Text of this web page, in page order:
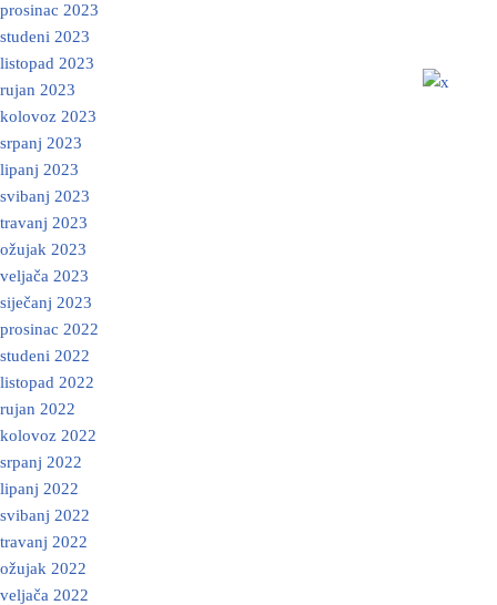
prosinac 2023
studeni 2023
listopad 2023
rujan 2023
kolovoz 2023
srpanj 2023
lipanj 2023
svibanj 2023
travanj 2023
ožujak 2023
veljača 2023
siječanj 2023
prosinac 2022
studeni 2022
listopad 2022
rujan 2022
kolovoz 2022
srpanj 2022
lipanj 2022
svibanj 2022
travanj 2022
ožujak 2022
veljača 2022